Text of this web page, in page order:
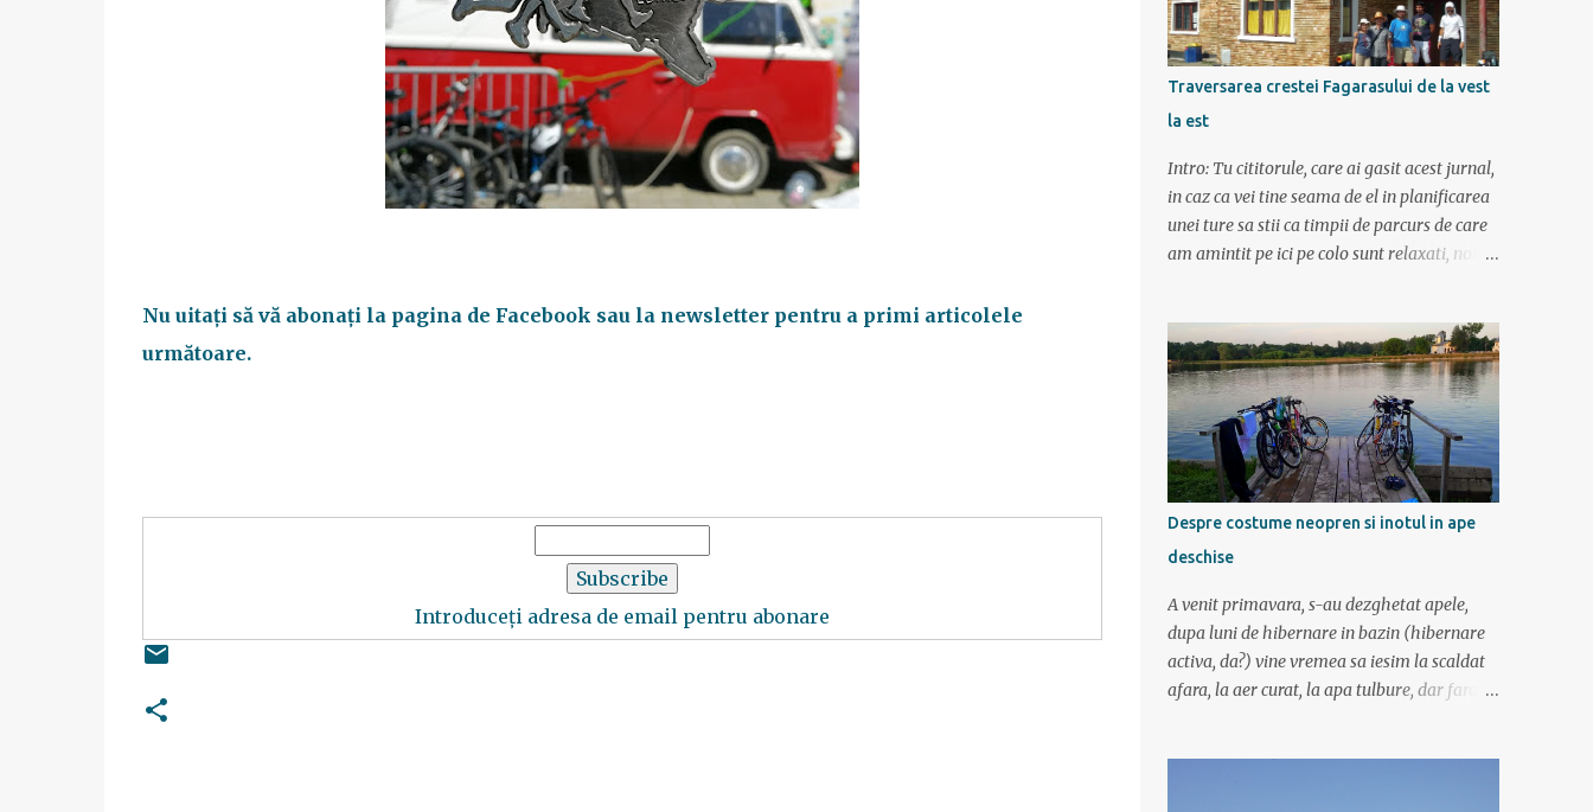
Nu uitați să vă abonați la pagina de Facebook sau la newsletter pentru a primi articolele
următoare.
Introduceți adresa de email pentru abonare
i drept restilizata si imbunatatita, denumita
acum Dacia Logan. Ne-am inarmat cu 3-4
harti si cu un plan bine documentat de vreo
15 pagini (cine il vrea sa ridice mana sus). Am
inghesuit cu greu rucsacii, corturile, sacii de
dormit si mancarea in masina.
Traversarea crestei Fagarasului de la vest
la est
Intro: Tu cititorule, care ai gasit acest jurnal,
in caz ca vei tine seama de el in planificarea
unei ture sa stii ca timpii de parcurs de care
am amintit pe ici pe colo sunt relaxati, noi
si mancare cat pentru 5 zile. In plus de ce ne-
am fi grabit cand era asa de frumos? :) Ziua I
Dupa tura de leneveala de la mare/delta se
cuvenea ceva tare la munte, la altitudine, la
aer curat. Si unde se putea mai sus decat in
Muntii Fagaras , cea mai lunga creasta
montana din Romania si cu cele mai inalte
trei varfuri: Moldoveanu, Negoiu si Vistea
Mare. Am planuit sa parcurgem toata
creasta in 5 zile, de la vest la est. In total 70
de km. De la orele de geografie din scoala ne
aminteam ca grupa Muntilor Fagaras se
intinde intre Turnu Rosu (pe Valea Oltului) si
unde luam trenul pret de jumatate de ora
Despre costume neopren si inotul in ape
deschise
A venit primavara, s-au dezghetat apele,
dupa luni de hibernare in bazin (hibernare
activa, da?) vine vremea sa iesim la scaldat
afara, la aer curat, la apa tulbure, dar fara